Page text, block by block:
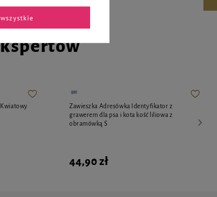
Zawieszka Adresówka Identyfikator z
grawerem dla psa i kota kość liliowa z
obramówką S
44,90 zł